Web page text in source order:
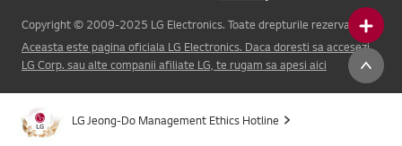
Online Chat
Copyright © 2009-2025 LG Electronics. Toate drepturile rezervate.
Aceasta este pagina oficiala LG Electronics. Daca doresti sa accesezi
LG Corp. sau alte companii afiliate LG, te rugam sa apesi aici
LG Jeong-Do Management Ethics Hotline